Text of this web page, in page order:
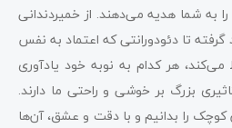
به شما هدیه می‌دهند. از خمیردندانی
تا دئودورانتی که اعتماد به نفس
می‌کند، هر کدام به نوبه خود یادآوری
بزرگ بر خوشی و راحتی ما دارند.
را بدانیم و با دقت و عشق، آن‌ها